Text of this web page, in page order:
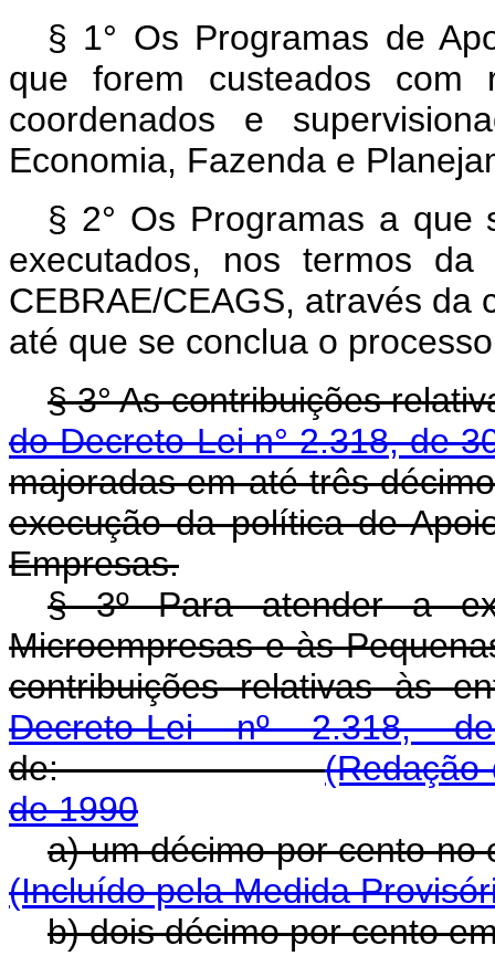
§ 1° Os Programas de
que forem custeados
coordenados e
Economia, Fazenda e
§ 2° Os Programas a que
executados, nos termos
CEBRAE/CEAGS, através da
até que se conclua o
§ 3° As contribuições
do Decreto-Lei n° 2.318, de
majoradas em até três
execução da política de
Empresas.
§ 3º Para atender a
Microempresas e às
contribuições relativas às
Decreto-Lei nº 2.318,
de:(Redação
de 1990
a) um décimo por
(Incluído pela Medida
b) dois décimo por